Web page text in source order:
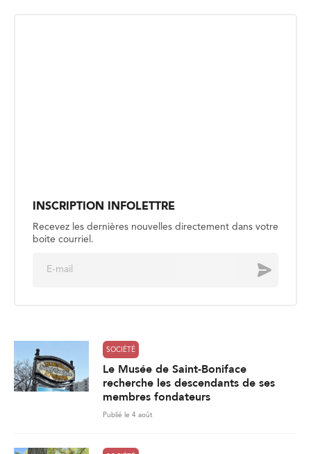
l
recherche les descendants de ses
SOCIÉTÉ
Retrouver l’inspiration artistique au
parc national du Mont-Riding
Publié le 4 août